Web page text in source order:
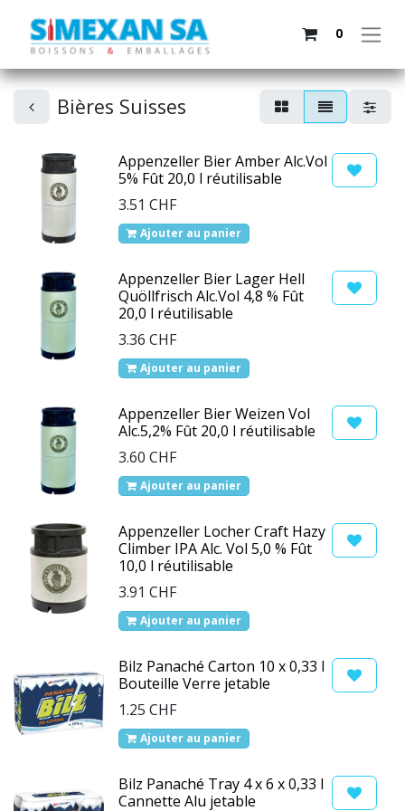
0
Bières Suisses
Appenzeller Bier Amber Alc.Vol
5% Fût 20,0 l réutilisable
3.51 CHF
Ajouter au panier
Appenzeller Bier Lager Hell
Quöllfrisch Alc.Vol 4,8 % Fût
20,0 l réutilisable
3.36 CHF
Ajouter au panier
Appenzeller Bier Weizen Vol
Alc.5,2% Fût 20,0 l réutilisable
3.60 CHF
Ajouter au panier
Appenzeller Locher Craft Hazy
Climber IPA Alc. Vol 5,0 % Fût
10,0 l réutilisable
3.91 CHF
Ajouter au panier
Bilz Panaché Carton 10 x 0,33 l
Bouteille Verre jetable
1.25 CHF
Ajouter au panier
Bilz Panaché Tray 4 x 6 x 0,33 l
Cannette Alu jetable